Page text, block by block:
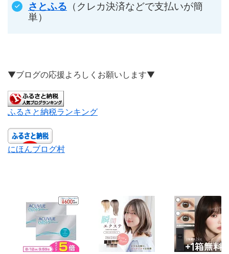
さとふる （クレカ決済などで支払いが簡
単）
▼ブログの応援よろしくお願いします▼
ふるさと納税ランキング
にほんブログ村